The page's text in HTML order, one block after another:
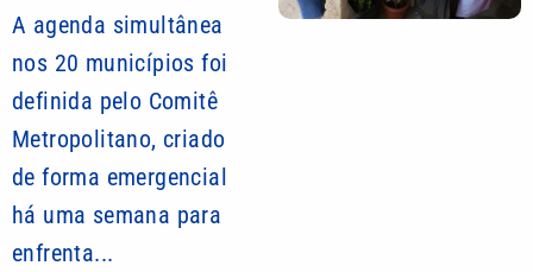
A agenda simultânea
nos 20 municípios foi
definida pelo Comitê
Metropolitano, criado
de forma emergencial
há uma semana para
enfrenta...